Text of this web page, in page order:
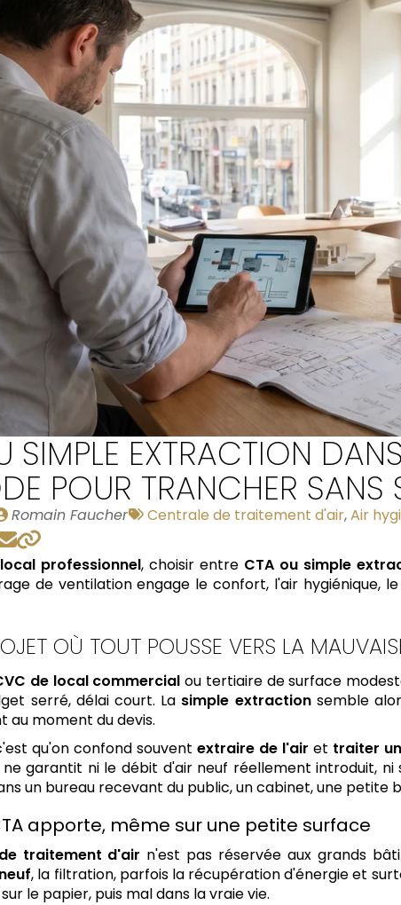
SIMPLE EXTRACTION
POUR TRANCHER SANS
Publié
par
Romain Faucher
Tags
Centrale de traitement d'air,Air
professionnel, choisir entre CTA ou simple
de ventilation engage le confort, l'air hygiénique,
OÙ TOUT POUSSE VERS LA
de local commercial ou tertiaire de surface
serré, délai court. La simple extractionsemble
au moment du devis.
qu'on confond souvent extraire de l'air et traiter
ne garantit ni le débit d'air neuf réellement introduit,
un bureau recevant du public, un cabinet, une petite
apporte, même sur une petite surface
traitement d'air n'est pas réservée aux grands
, la filtration, parfois la récupération d'énergie et
le papier, puis mal dans la vraie vie.